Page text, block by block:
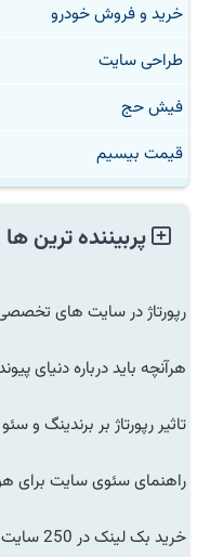
خرید و فروش خودرو
طراحی سایت
فیش حج
قیمت بیسیم
پربیننده ترین ها
رپورتاژ در سایت های
هرآنچه باید درباره دنیای
تاثیر رپورتاژ بر برندینگ و سئو
راهنمای سئوی سایت
خرید بک لینک در 250 سایت چه مزایایی دارد؟